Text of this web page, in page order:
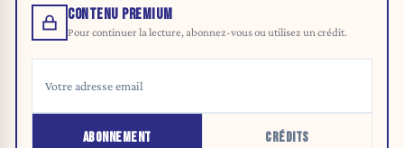
CONTENU PREMIUM
Pour continuer la lecture, abonnez-vous ou utilisez un crédit.
ABONNEMENT CRÉDITS